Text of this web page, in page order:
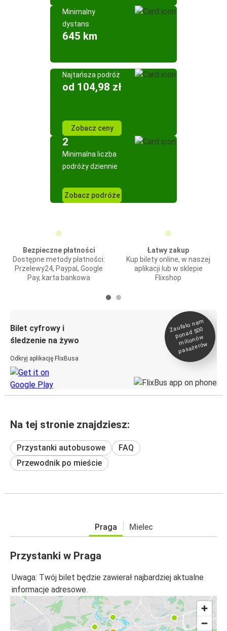
Minimalny
dystans
645 km
Najtańsza podróż
od 104,98 zł
Zobacz ceny
2
Minimalna liczba
podróży dziennie
Zobacz podróże
Bezpieczne płatności
Dostępne metody płatności:
Przelewy24, Paypal, Google
Pay, karta bankowa
Łatwy zakup
Kup bilety online, w naszej
aplikacji lub w sklepie
Flixshop
Bilet cyfrowy i
śledzenie na żywo
Odkryj aplikację FlixBusa
Zaufało na
m
ponad 500
milionó
w
pasażeró
w
Na tej stronie znajdziesz:
Przystanki autobusowe
FAQ
Przewodnik po mieście
Praga Mielec
Przystanki w Praga
Uwaga: Twój bilet będzie zawierał najbardziej aktualne
informacje adresowe.